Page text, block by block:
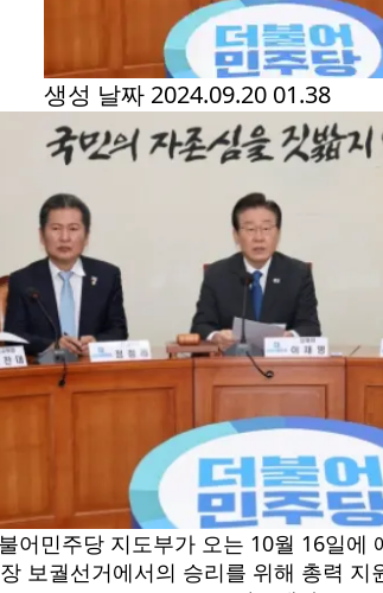
생성 날짜 2024.09.20 01.38
어민주당 지도부가 오는 10월 16일에
보궐선거에서의 승리를 위해 총력 지